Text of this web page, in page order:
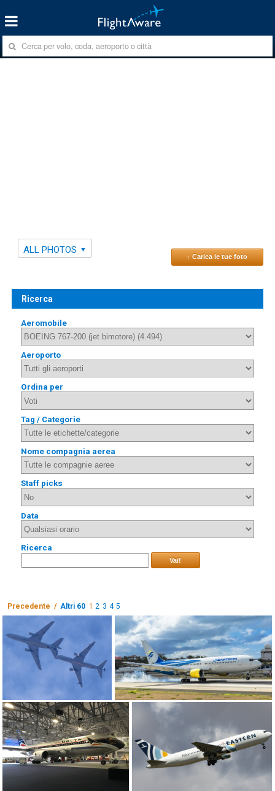
ALL PHOTOS
↑ Carica le tue foto
Ricerca
Aeromobile
Aeroporto
Ordina per
Tag / Categorie
Nome compagnia aerea
Staff picks
Data
Ricerca
Vai!
Precedente / Altri 60 1 2 3 4 5